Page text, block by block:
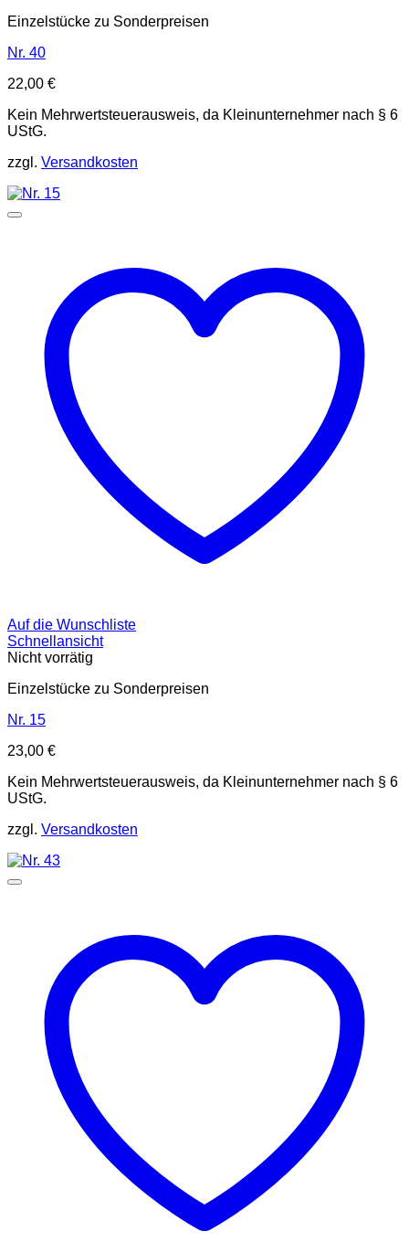
Einzelstücke zu Sonderpreisen
Nr. 40
22,00 €
Kein Mehrwertsteuerausweis, da Kleinunternehmer nach § 6
UStG.
zzgl. Versandkosten
Auf die Wunschliste
Schnellansicht
Nicht vorrätig
Einzelstücke zu Sonderpreisen
Nr. 15
23,00 €
Kein Mehrwertsteuerausweis, da Kleinunternehmer nach § 6
UStG.
zzgl. Versandkosten